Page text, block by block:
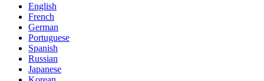
English
French
German
Portuguese
Spanish
Russian
Japanese